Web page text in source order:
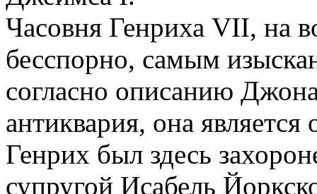
Часовня Генриха VII, на
бесспорно, самым
согласно описанию
антиквария, она является
Генрих был здесь
супругой Исабель